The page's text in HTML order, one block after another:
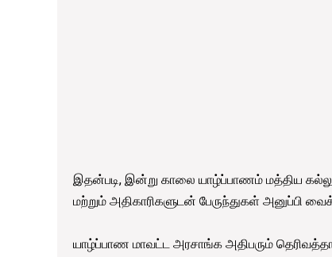
இதன்படி, இன்று காலை யாழ்ப்பாணம் மத்திய
மற்றும் அதிகாரிகளுடன் பேருந்துகள் அனுப்பி
யாழ்ப்பாண மாவட்ட அரசாங்க அதிபரும்